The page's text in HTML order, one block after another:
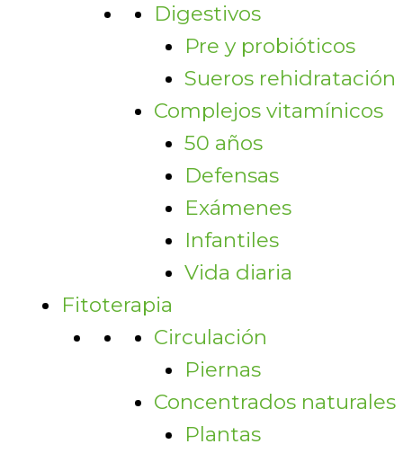
Digestivos
Pre y probióticos
Sueros rehidratación
Complejos vitamínicos
50 años
Defensas
Exámenes
Infantiles
Vida diaria
Fitoterapia
Circulación
Piernas
Concentrados naturales
Plantas